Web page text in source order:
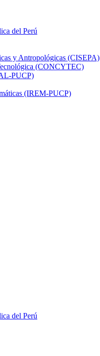
del Perú
y Antropológicas (CISEPA)
(CONCYTEC)
PUCP)
(IREM-PUCP)
del Perú